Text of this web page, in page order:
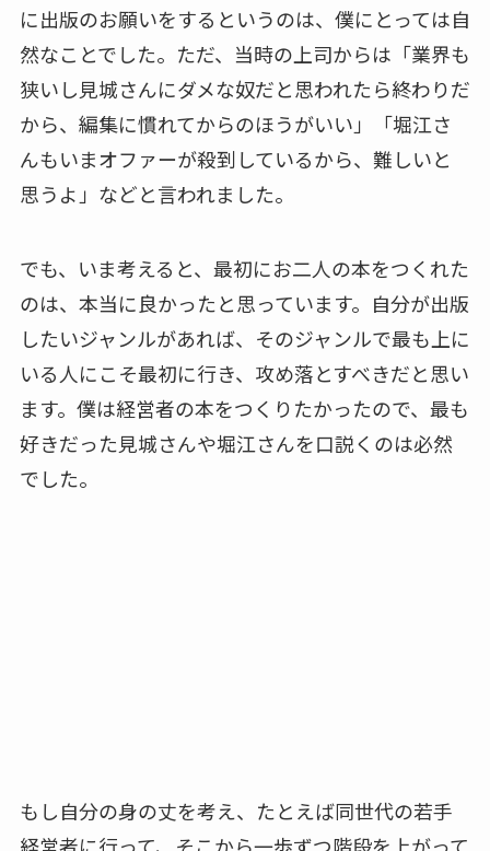
に出版のお願いをするというのは、僕にとっては自
然なことでした。ただ、当時の上司からは「業界も
狭いし見城さんにダメな奴だと思われたら終わりだ
から、編集に慣れてからのほうがいい」「堀江さ
んもいまオファーが殺到しているから、難しいと
思うよ」などと言われました。
でも、いま考えると、最初にお二人の本をつくれた
のは、本当に良かったと思っています。自分が出版
したいジャンルがあれば、そのジャンルで最も上に
いる人にこそ最初に行き、攻め落とすべきだと思い
ます。僕は経営者の本をつくりたかったので、最も
好きだった見城さんや堀江さんを口説くのは必然
でした。
もし自分の身の丈を考え、たとえば同世代の若手